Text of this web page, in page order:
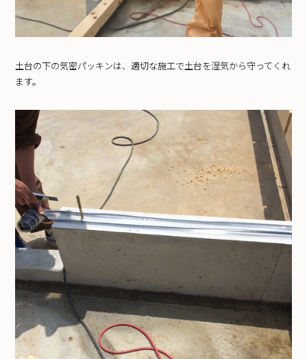
土台の下の気密パッキンは、適切な施工で土台を湿気から守ってくれ
ます。